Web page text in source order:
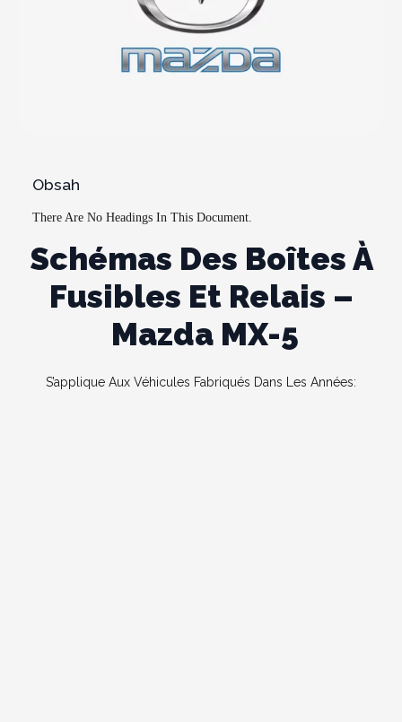
Obsah
There Are No Headings In This Document.
Schémas Des Boîtes À
Fusibles Et Relais –
Mazda MX-5
S’applique Aux Véhicules Fabriqués Dans Les Années: